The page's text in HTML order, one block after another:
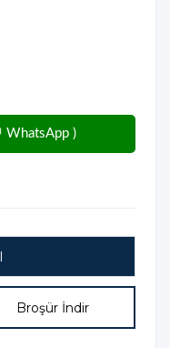
)
Broşür İndir